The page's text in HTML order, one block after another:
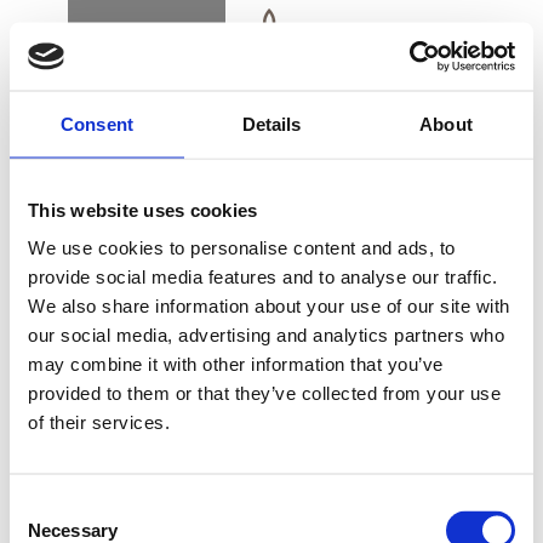
Consent Details About
This website uses cookies
We use cookies to personalise content and ads, to
provide social media features and to analyse our traffic.
We also share information about your use of our site with
our social media, advertising and analytics partners who
may combine it with other information that you’ve
provided to them or that they’ve collected from your use
of their services.
Selection
Necessary
BOOK DK EN DE
ALSIK TRIPLE
OCEAN VIEW
Et Alsik Triple Ocean View på 2. sal byder på
smuk udsigt over Alssund og har plads til 2 voksne
spiller elegant sammen med hele bygningens